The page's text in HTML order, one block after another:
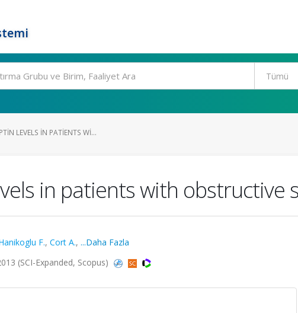
LEVELS IN PATIENTS WI...
in patients with obstructive
F., Cort A., ...Daha Fazla
(SCI-Expanded, Scopus)